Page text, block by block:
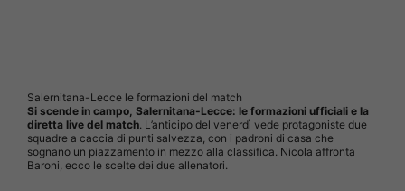
Salernitana-Lecce le formazioni del match
Si scende in campo, Salernitana-Lecce: le formazioni ufficiali e la
diretta live del match. L’anticipo del venerdì vede protagoniste due
squadre a caccia di punti salvezza, con i padroni di casa che
sognano un piazzamento in mezzo alla classifica. Nicola affronta
Baroni, ecco le scelte dei due allenatori.